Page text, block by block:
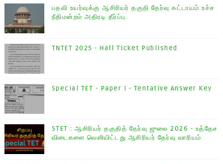
பதவி உயர்வுக்கு ஆசிரியர் தகுதி தேர்வு கட்டாயம் உச்ச
நீதிமன்றம் அதிரடி தீர்ப்பு.
TNTET 2025 - Hall Ticket Published
Special TET - Paper I - Tentative Answer Key
STET : ஆசிரியர் தகுதித் தேர்வு ஜுலை 2026 - உத்தேச
விடைகளை வெளியிட்டது ஆசிரியர் தேர்வு வாரியம்